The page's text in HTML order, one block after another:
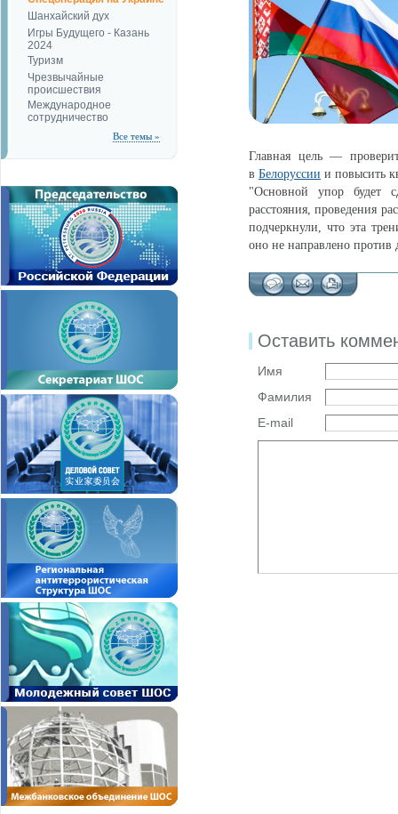
Шанхайский дух
Игры Будущего - Казань
2024
Туризм
Чрезвычайные
происшествия
Международное
сотрудничество
Все темы »
Главная цель —
в Белоруссии и повысить
"Основной упор будет
расстояния, проведения
подчеркнули, что эта
оно не направлено против
Оставить
Имя
Фамилия
E-mail